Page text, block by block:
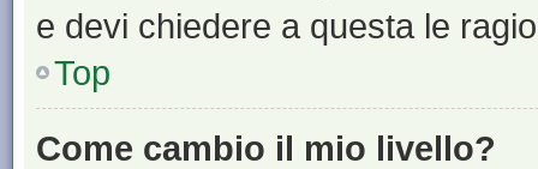
e devi chiedere a questa le
Top
Come cambio il mio livello?